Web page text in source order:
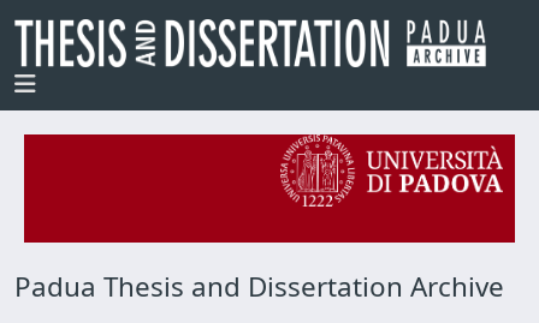
Padua Thesis and Dissertation Archive